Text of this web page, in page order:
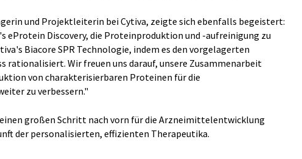
und Projektleiterin bei Cytiva, zeigte sich ebenfalls begeistert:
eProtein Discovery, die Proteinproduktion und -aufreinigung zu
Biacore SPR Technologie, indem es den vorgelagerten
rationalisiert. Wir freuen uns darauf, unsere Zusammenarbeit
von charakterisierbaren Proteinen für die
zu verbessern."
großen Schritt nach vorn für die Arzneimittelentwicklung
der personalisierten, effizienten Therapeutika.